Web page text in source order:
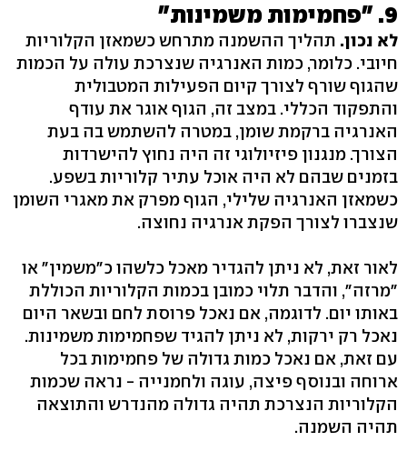
9. "פחמימות משמינות"
לא נכון. תהליך ההשמנה מתרחש כשמאזן הקלוריות
חיובי. כלומר, כמות האנרגיה שנצרכת עולה על הכמות
שהגוף שורף לצורך קיום הפעילות המטבולית
והתפקוד הכללי. במצב זה, הגוף אוגר את עודף
האנרגיה ברקמת שומן, במטרה להשתמש בה בעת
הצורך. מנגנון פיזיולוגי זה היה נחוץ להישרדות
בזמנים שבהם לא היה אוכל עתיר קלוריות בשפע.
כשמאזן האנרגיה שלילי, הגוף מפרק את מאגרי השומן
שנצברו לצורך הפקת אנרגיה נחוצה.
לאור זאת, לא ניתן להגדיר מאכל כלשהו כ"משמין" או
"מרזה", והדבר תלוי כמובן בכמות הקלוריות הכוללת
באותו יום. לדוגמה, אם נאכל פרוסת לחם ובשאר היום
נאכל רק ירקות, לא ניתן להגיד שפחמימות משמינות.
עם זאת, אם נאכל כמות גדולה של פחמימות בכל
ארוחה ובנוסף פיצה, עוגה ולחמנייה - נראה שכמות
הקלוריות הנצרכת תהיה גדולה מהנדרש והתוצאה
תהיה השמנה.